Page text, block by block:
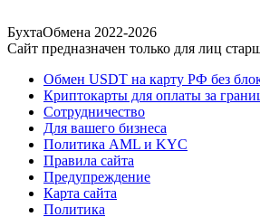
БухтаОбмена 2022-2026
Сайт предназначен только для лиц
Обмен USDT на карту РФ без
Криптокарты для оплаты за
Сотрудничество
Для вашего бизнеса
Политика AML и KYC
Правила сайта
Предупреждение
Карта сайта
Политика